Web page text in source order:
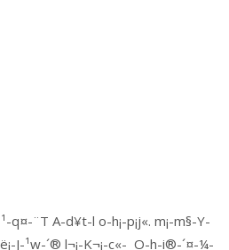
q¤-¨T A-d¥t-l o-h¡-p¡j«. m¡-m§-Y-
J-¹w-´® l¬¡-K¬¡-c«- O-h-i®-´¤-¼-